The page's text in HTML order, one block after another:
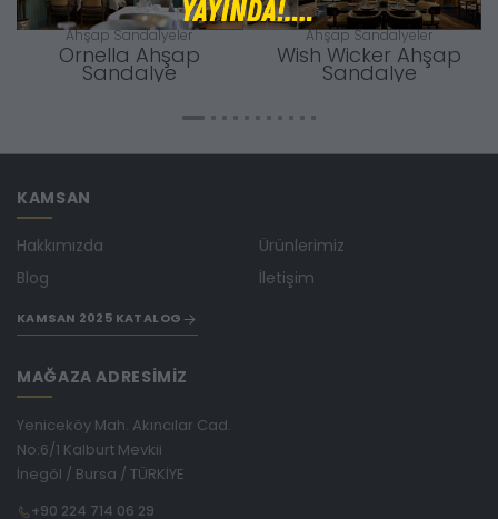
Ahşap Sandalyeler
Ornella Ahşap
Sandalye
Ahşap Sandalyeler
Wish Wicker Ahşap
Sandalye
KAMSAN
Hakkımızda Ürünlerimiz
Blog İletişim
KAMSAN 2025 KATALOG
MAĞAZA ADRESİMİZ
Yeniceköy Mah. Akıncılar Cad.
No:6/1 Kalburt Mevkii
İnegöl / Bursa / TÜRKİYE
+90 224 714 06 29